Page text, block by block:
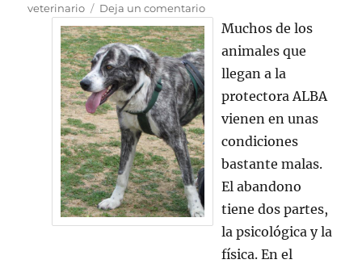
veterinario
Deja un comentarioen
Rehabilitando
Muchos de los
animales que
llegan a la
protectora ALBA
vienen en unas
condiciones
bastante malas.
El abandono
tiene dos partes,
la psicológica y la
física. En el